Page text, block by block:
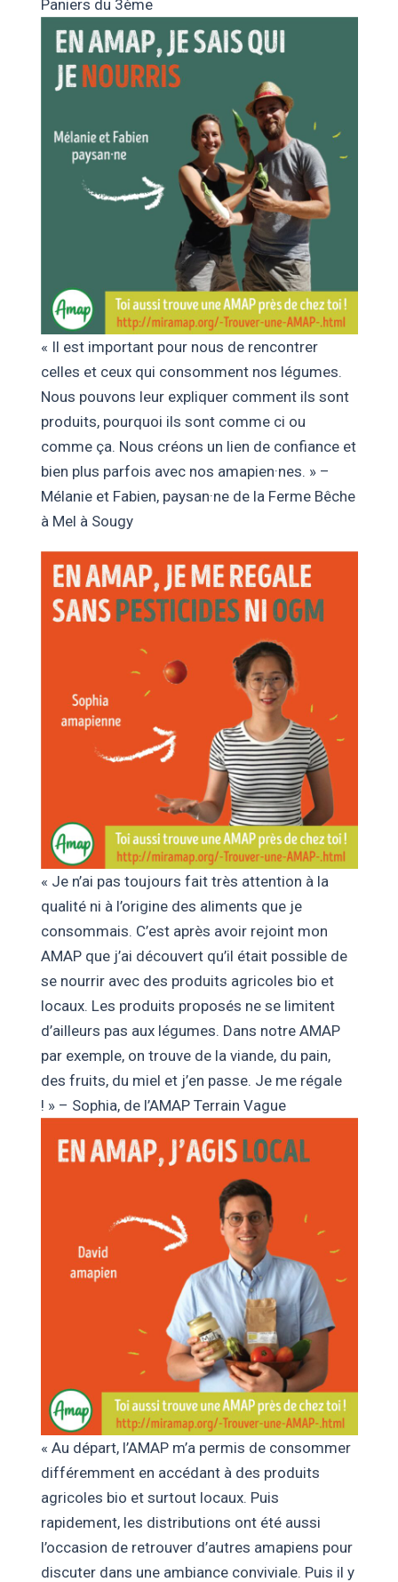
Paniers du 3ème
« Il est important pour nous de rencontrer
celles et ceux qui consomment nos légumes.
Nous pouvons leur expliquer comment ils sont
produits, pourquoi ils sont comme ci ou
comme ça. Nous créons un lien de confiance et
bien plus parfois avec nos amapien·nes. » –
Mélanie et Fabien, paysan·ne de la Ferme Bêche
à Mel à Sougy
« Je n’ai pas toujours fait très attention à la
qualité ni à l’origine des aliments que je
consommais. C’est après avoir rejoint mon
AMAP que j’ai découvert qu’il était possible de
se nourrir avec des produits agricoles bio et
locaux. Les produits proposés ne se limitent
d’ailleurs pas aux légumes. Dans notre AMAP
par exemple, on trouve de la viande, du pain,
des fruits, du miel et j’en passe. Je me régale
! » – Sophia, de l’AMAP Terrain Vague
« Au départ, l’AMAP m’a permis de consommer
différemment en accédant à des produits
agricoles bio et surtout locaux. Puis
rapidement, les distributions ont été aussi
l’occasion de retrouver d’autres amapiens pour
discuter dans une ambiance conviviale. Puis il y